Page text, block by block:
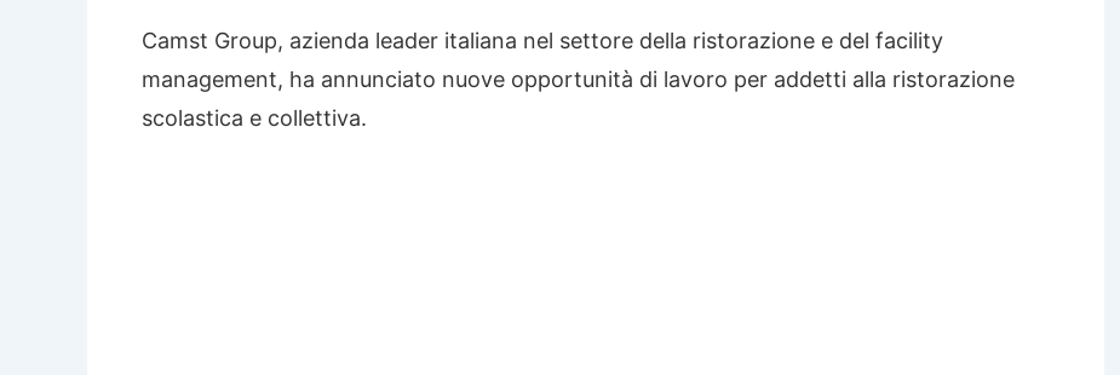
Camst Group, azienda leader italiana nel settore della ristorazione e del facility
management, ha annunciato nuove opportunità di lavoro per addetti alla ristorazione
scolastica e collettiva.